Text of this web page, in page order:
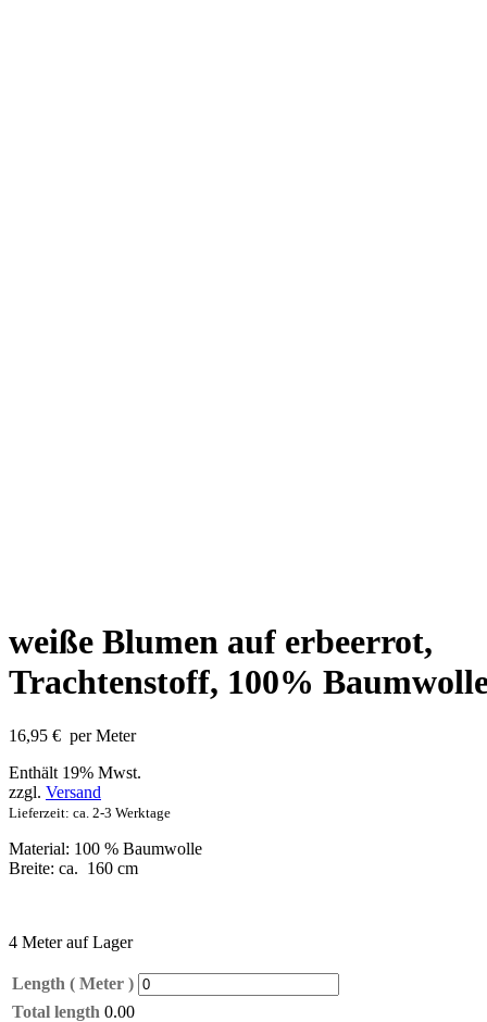
weiße Blumen auf erbeerrot,
Trachtenstoff, 100%
16,95 € per Meter
Enthält 19% Mwst.
zzgl. Versand
Lieferzeit: ca. 2-3 Werktage
Material: 100 % Baumwolle
Breite: ca. 160 cm
4 Meter auf Lager
Length ( Meter )
Total length 0.00